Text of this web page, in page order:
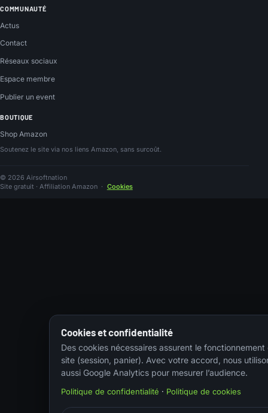
COMMUNAUTÉ
Actus
Contact
Réseaux sociaux
Espace membre
Publier un event
BOUTIQUE
Shop Amazon
Soutenez le site via nos liens Amazon, sans surcoût.
© 2026 Airsoftnation
Site gratuit · Affiliation Amazon · Cookies
Cookies et confidentialité
Des cookies nécessaires assurent le fonctionnement
site (session, panier). Avec votre accord, nous
aussi Google Analytics pour mesurer l’audience.
Politique de confidentialité · Politique de cookies